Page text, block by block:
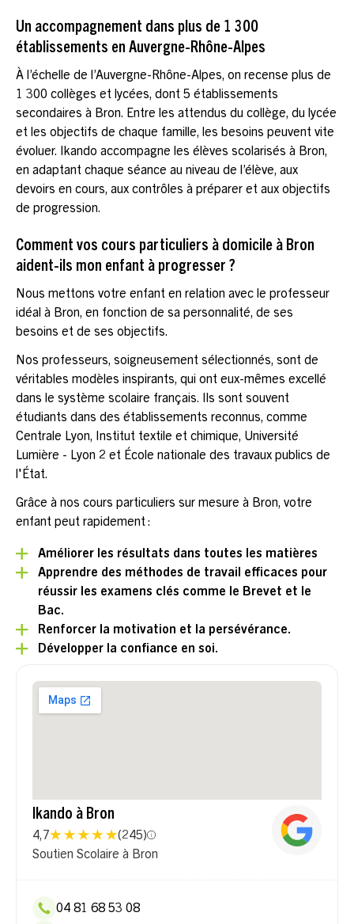
Un accompagnement dans plus de 1 300
établissements en Auvergne-Rhône-Alpes
À l’échelle de l’Auvergne-Rhône-Alpes, on recense plus de
1 300 collèges et lycées, dont 5 établissements
secondaires à Bron. Entre les attendus du collège, du lycée
et les objectifs de chaque famille, les besoins peuvent vite
évoluer. Ikando accompagne les élèves scolarisés à Bron,
en adaptant chaque séance au niveau de l’élève, aux
devoirs en cours, aux contrôles à préparer et aux objectifs
de progression.
Comment vos cours particuliers à domicile à Bron
aident-ils mon enfant à progresser ?
Nous mettons votre enfant en relation avec le professeur
idéal à Bron, en fonction de sa personnalité, de ses
besoins et de ses objectifs.
Nos professeurs, soigneusement sélectionnés, sont de
véritables modèles inspirants, qui ont eux-mêmes excellé
dans le système scolaire français. Ils sont souvent
étudiants dans des établissements reconnus, comme
Centrale Lyon, Institut textile et chimique, Université
Lumière - Lyon 2 et École nationale des travaux publics de
l'État.
Grâce à nos cours particuliers sur mesure à Bron, votre
enfant peut rapidement :
Améliorer les résultats dans toutes les matières
Apprendre des méthodes de travail efficaces pour
réussir les examens clés comme le Brevet et le
Bac.
Renforcer la motivation et la persévérance.
Développer la confiance en soi.
Ikando à Bron
4,7 (245)
Soutien Scolaire à Bron
04 81 68 53 08